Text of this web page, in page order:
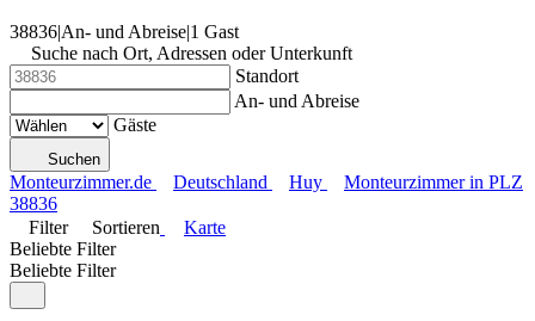
38836|An- und Abreise|1 Gast
Suche nach Ort, Adressen oder Unterkunft
Standort
An- und Abreise
Gäste
Suchen
Monteurzimmer.de Deutschland Huy
Monteurzimmer in PLZ
38836
Filter
Sortieren
Karte
Beliebte Filter
Beliebte Filter